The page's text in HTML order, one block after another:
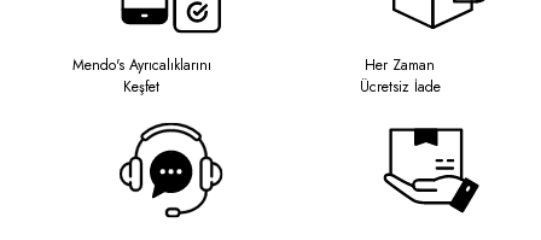
Mendo's Ayrıcalıklarını
Keşfet
Her Zaman
Ücretsiz İade